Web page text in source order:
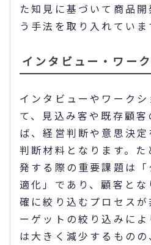
た知見に基づいて商品
う手法を取り入れていま
インタビュー・ワー
インタビューやワーク
て、見込み客や既存顧
ば、経営判断や意思決
判断材料となります。
発する際の重要課題は
適化」であり、顧客と
確に絞り込むプロセス
ーゲットの絞り込みに
は大きく減少するもの